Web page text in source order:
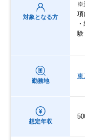
対象となる方
※
験
勤務地
東
想定年収